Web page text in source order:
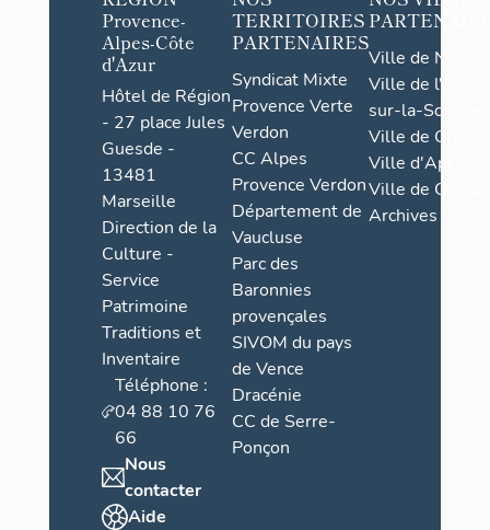
Provence-
Alpes-Côte
d'Azur
Hôtel de Région
- 27 place Jules
Guesde -
13481
Marseille
Direction de la
Culture -
Service
Patrimoine
Traditions et
Inventaire
Téléphone :
04 88 10 76
66
Nous
contacter
Aide
TERRITOIRES
PARTENAIRES
Syndicat Mixte
Provence Verte
Verdon
CC Alpes
Provence Verdon
Département de
Vaucluse
Parc des
Baronnies
provençales
SIVOM du pays
de Vence
Dracénie
CC de Serre-
Ponçon
Ville de Nice
Ville de l'Isle-
sur-la-Sorgue
Ville de Grasse
Ville d'Apt
Ville de
Archives